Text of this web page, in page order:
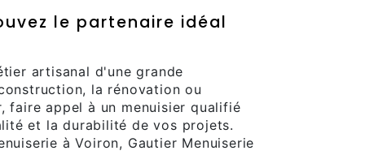
le partenaire idéal
artisanal d'une grande
la rénovation ou
faire appel à un menuisier qualifié
et la durabilité de vos projets.
à Voiron, Gautier Menuiserie